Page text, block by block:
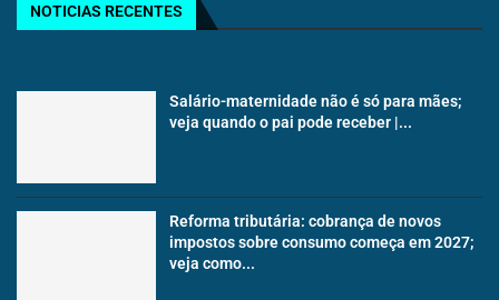
NOTICIAS RECENTES
Salário-maternidade não é só para mães;
veja quando o pai pode receber |...
Reforma tributária: cobrança de novos
impostos sobre consumo começa em 2027;
veja como...